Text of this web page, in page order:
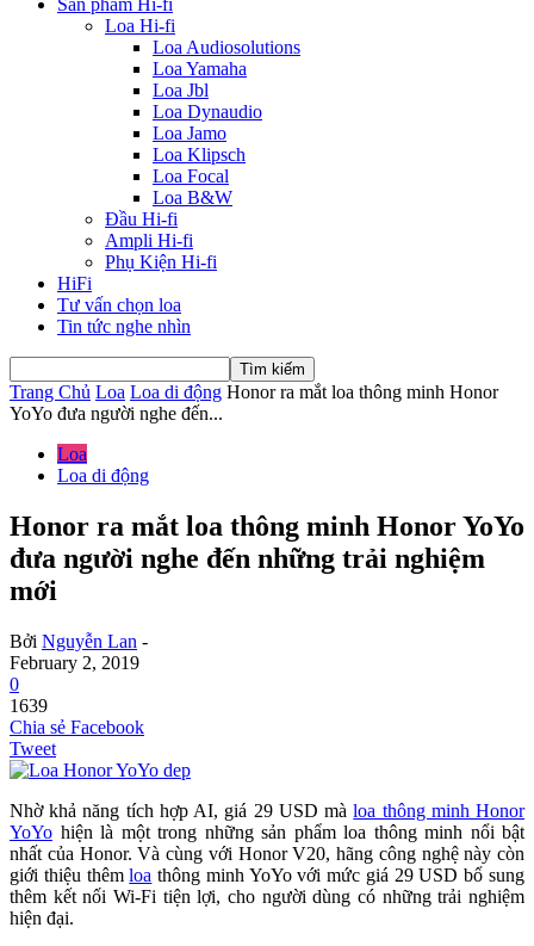
Sản phẩm Hi-fi
Loa Hi-fi
Loa Audiosolutions
Loa Yamaha
Loa Jbl
Loa Dynaudio
Loa Jamo
Loa Klipsch
Loa Focal
Loa B&W
Đầu Hi-fi
Ampli Hi-fi
Phụ Kiện Hi-fi
HiFi
Tư vấn chọn loa
Tin tức nghe nhìn
Trang Chủ Loa Loa di động Honor ra mắt loa thông minh Honor
YoYo đưa người nghe đến...
Loa
Loa di động
Honor ra mắt loa thông minh Honor YoYo
đưa người nghe đến những trải nghiệm
mới
Bởi Nguyễn Lan -
February 2, 2019
0
1639
Chia sẻ Facebook
Tweet
Nhờ khả năng tích hợp AI, giá 29 USD màloa thông minh Honor
YoYo hiện là một trong những sản phẩm loa thông minh nổi bật
nhất của Honor. Và cùng với Honor V20, hãng công nghệ này còn
giới thiệu thêmloa thông minh YoYo với mức giá 29 USD bổ sung
thêm kết nối Wi-Fi tiện lợi, cho người dùng có những trải nghiệm
hiện đại.